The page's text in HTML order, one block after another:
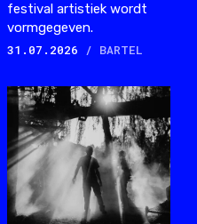
festival artistiek wordt
vormgegeven.
31.07.2026
/ BARTEL